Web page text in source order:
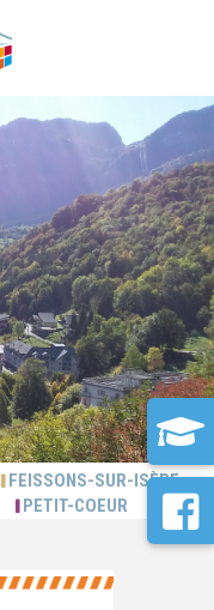
FEISSONS-SUR-ISÈRE
PETIT-COEUR PUSSY